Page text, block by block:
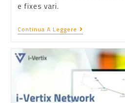
e fixes vari.
Continua A Leggere